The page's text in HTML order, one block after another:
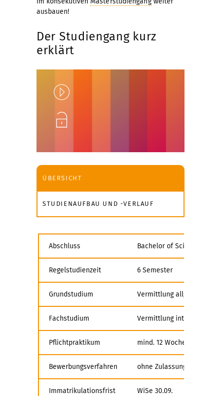
ausbauen!
Der Studiengang kurz
erklärt
Play
Unlock
ÜBERSICHT
STUDIENAUFBAU UND -VERLAUF
Abschluss Bachelor of Science
Regelstudienzeit 6 Semester
Grundstudium Vermittlung allg.
Fachstudium Vermittlung
Pflichtpraktikum mind. 12 Wochen (vor
Bewerbungsverfahren ohne
Immatrikulationsfrist WiSe 30.09.